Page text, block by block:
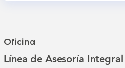
Oficina
Línea de Asesoría Integral